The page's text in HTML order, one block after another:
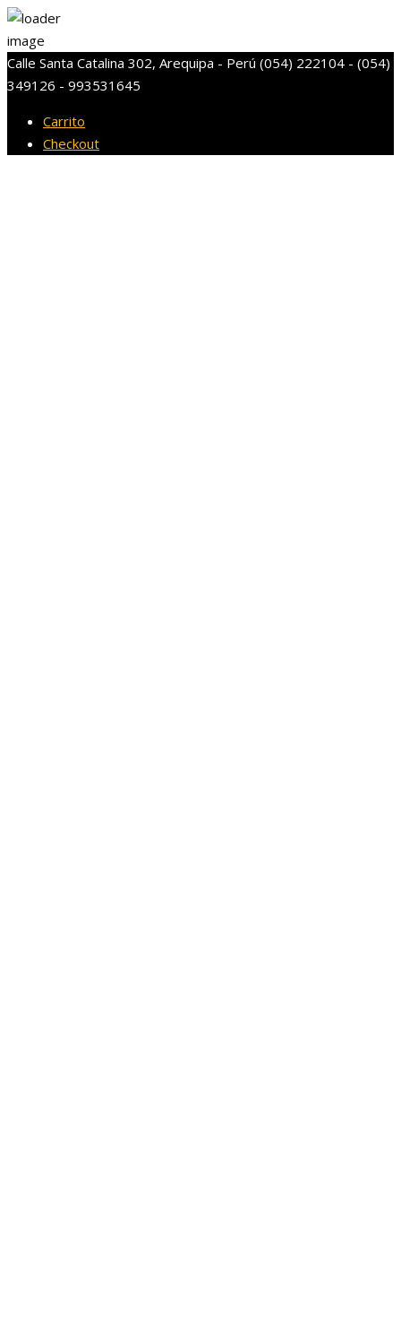
Calle Santa Catalina 302, Arequipa - Perú (054) 222104 - (054)
349126 - 993531645
Carrito
Checkout